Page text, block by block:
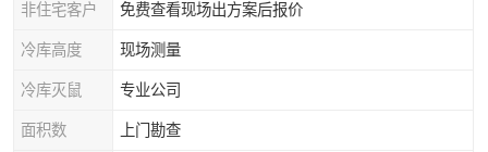
非住宅客户 免费查看现场出方案后报价
冷库高度 现场测量
冷库灭鼠 专业公司
面积数 上门勘查